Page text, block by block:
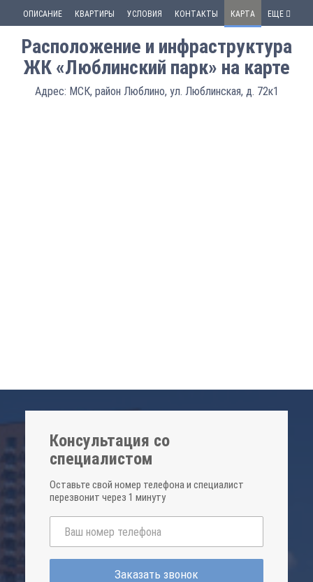
ОПИСАНИЕ КВАРТИРЫ УСЛОВИЯ КОНТАКТЫ КАРТА ЕЩЕ
Расположение и инфраструктура
ЖК «Люблинский парк» на карте
Адрес: МСК, район Люблино, ул. Люблинская, д. 72к1
Консультация со
специалистом
Оставьте свой номер телефона и специалист
перезвонит через 1 минуту
Заказать звонок